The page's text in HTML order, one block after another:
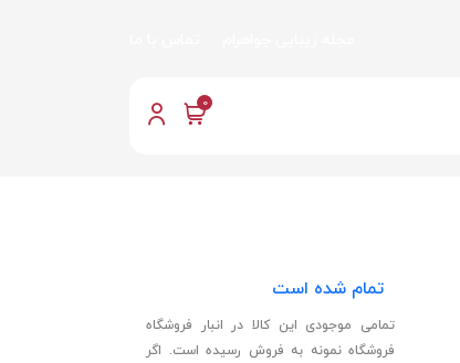
0
تمام شده است
تمامی موجودی این کالا در انبار فروشگاه
فروشگاه نمونه به فروش رسیده است. اگر